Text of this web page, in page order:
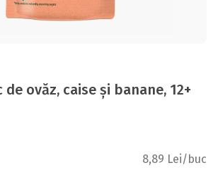
de ovăz, caise și banane, 12+
8,89 Lei/buc